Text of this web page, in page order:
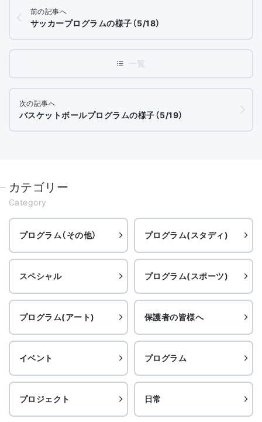
前の記事へ
サッカープログラムの様子（5/18）
次の記事へ
バスケットボールプログラムの様子（5/19）
カテゴリー
Category
プログラム（その他） プログラム(スタディ)
スペシャル プログラム(スポーツ)
プログラム(アート) 保護者の皆様へ
イベント プログラム
プロジェクト 日常